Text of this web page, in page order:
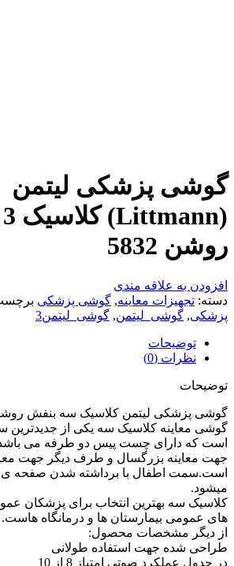
گوشی پزشکی لیتمن
روشن 5832
افزودن به علاقه مندی
دسته: تجهیزات معاینه, گوشی پزشکی
پزشکی, گوشی_لیتمن, گوشی_لیتمن3
توضیحات
نظرات (0)
توضیحات
گوشی پزشکی لیتمن کلاسیک سه بنفش روشن
گوشی معاینه کلاسیک سه یکی از
است که دارای چست پیس دو طرفه می
جهت معاینه بزرگسال و طرف دیگر جهت
است.سمت اطفال با برداشته شدن صفحه ی
میشود.
کلاسیک سه بهترین انتخاب برای پزشکان
های عمومی بیمارستان ها و درمانگاه هاست.
از دیگر مشخصات محصول:
طراحی شده جهت استفاده طولانی
در جدول عملکرد صوتی امتیاز 8 از 10